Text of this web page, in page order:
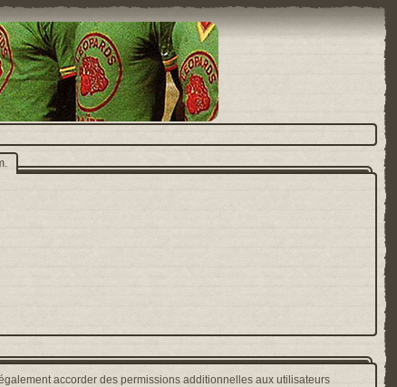
accorder des permissions additionnelles aux utilisateurs